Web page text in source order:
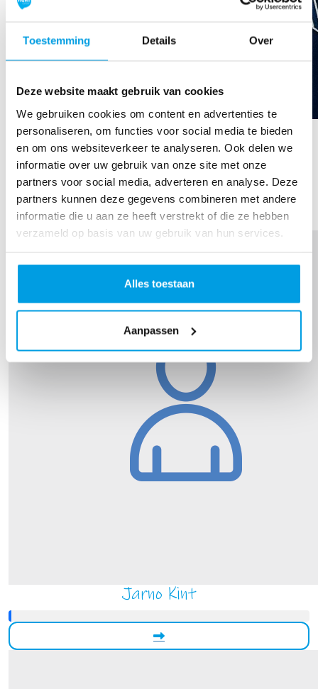
Toestemming Details Over
Deze website maakt gebruik van cookies
We gebruiken cookies om content en advertenties te
personaliseren, om functies voor social media te bieden
en om ons websiteverkeer te analyseren. Ook delen we
informatie over uw gebruik van onze site met onze
partners voor social media, adverteren en analyse. Deze
partners kunnen deze gegevens combineren met andere
informatie die u aan ze heeft verstrekt of die ze hebben
verzameld op basis van uw gebruik van hun services.
Alles toestaan
Aanpassen
Maud Kint
Raised so far
€21
Jarno Kint